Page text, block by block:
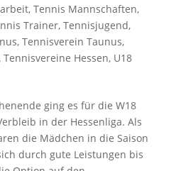
, Tennis Mannschaften,
Trainer, Tennisjugend,
, Tennisverein Taunus,
Tennisvereine Hessen, U18
ging es für die W18
in der Hessenliga. Als
die Mädchen in die Saison
durch gute Leistungen bis